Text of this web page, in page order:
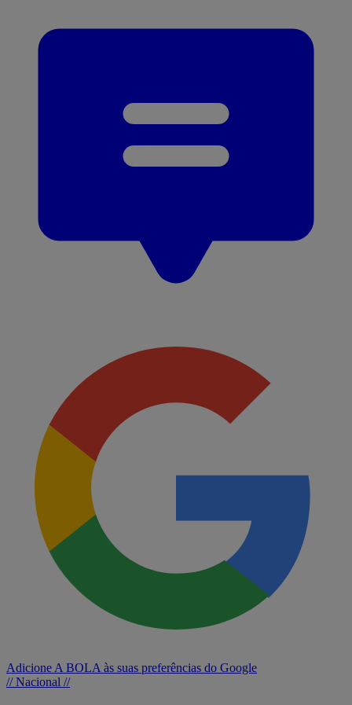
Adicione A BOLA às suas preferências do Google
// Nacional //